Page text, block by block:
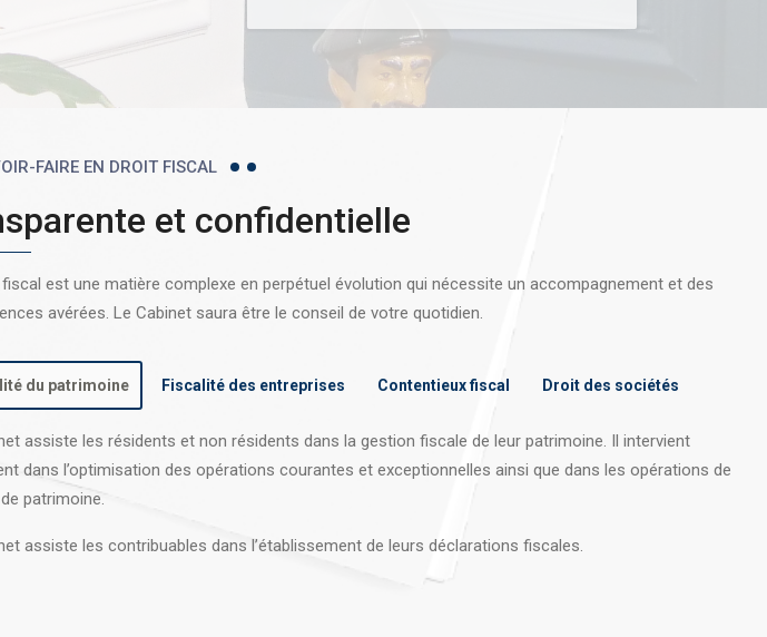
FAIRE EN DROIT FISCAL
et confidentielle
est une matière complexe en perpétuel évolution qui nécessite un accompagnement et des
avérées. Le Cabinet saura être le conseil de votre quotidien.
du patrimoine Fiscalité des entreprises Contentieux fiscal Droit des sociétés
assiste les résidents et non résidents dans la gestion fiscale de leur patrimoine. Il intervient
dans l’optimisation des opérations courantes et exceptionnelles ainsi que dans les opérations de
patrimoine.
assiste les contribuables dans l’établissement de leurs déclarations fiscales.